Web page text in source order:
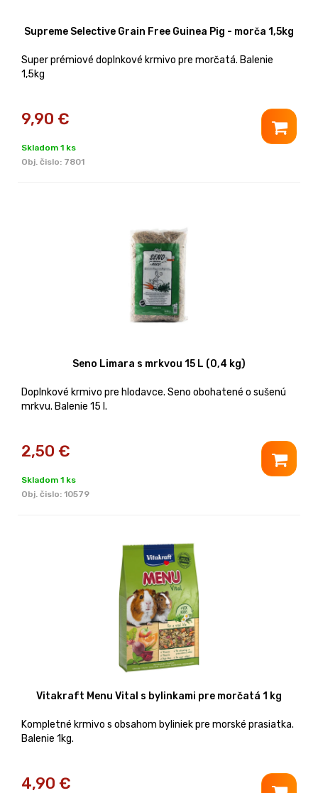
Supreme Selective Grain Free Guinea Pig - morča 1,5kg
Super prémiové doplnkové krmivo pre morčatá. Balenie
1,5kg
9,90 €
Skladom 1 ks
Obj. čislo: 7801
Seno Limara s mrkvou 15 L (0,4 kg)
Doplnkové krmivo pre hlodavce. Seno obohatené o sušenú
mrkvu. Balenie 15 l.
2,50 €
Skladom 1 ks
Obj. čislo: 10579
Vitakraft Menu Vital s bylinkami pre morčatá 1 kg
Kompletné krmivo s obsahom byliniek pre morské prasiatka.
Balenie 1kg.
4,90 €